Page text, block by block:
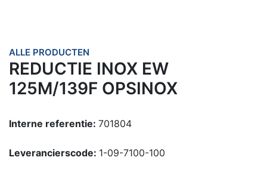
ALLE PRODUCTEN
REDUCTIE INOX EW
125M/139F OPSINOX
Interne referentie: 701804
Leverancierscode: 1-09-7100-100